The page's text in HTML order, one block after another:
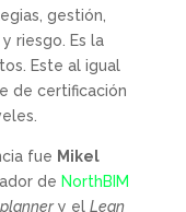
gestión,
riesgo. Es la
Este al igual
de certificación
fue Mikel
de NorthBIM
y el Lean